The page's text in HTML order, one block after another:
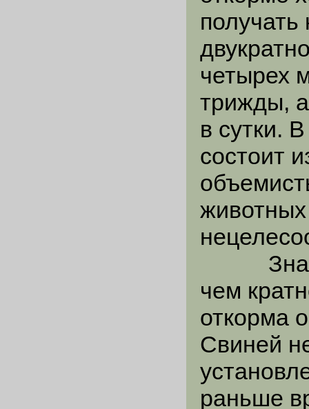
получать
четырех
трижды,
в сутки.
состоит
чем
откорма
Свиней
раньше